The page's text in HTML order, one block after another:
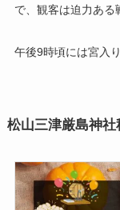
で、観客は迫力ある
午後9時頃には宮入
松山三津厳島神社